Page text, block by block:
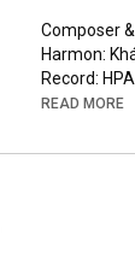
Composer
Harmon:
Record:
Mix Master
READ MORE